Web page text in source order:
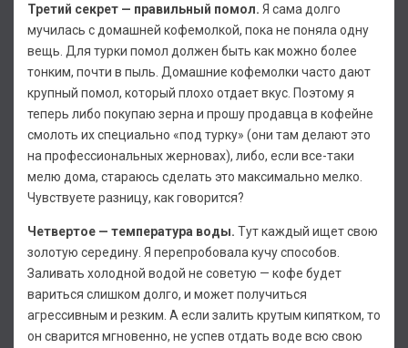
Третий секрет — правильный помол. Я сама долго
мучилась с домашней кофемолкой, пока не поняла одну
вещь. Для турки помол должен быть как можно более
тонким, почти в пыль. Домашние кофемолки часто дают
крупный помол, который плохо отдает вкус. Поэтому я
теперь либо покупаю зерна и прошу продавца в кофейне
смолоть их специально «под турку» (они там делают это
на профессиональных жерновах), либо, если все-таки
мелю дома, стараюсь сделать это максимально мелко.
Чувствуете разницу, как говорится?
Четвертое — температура воды. Тут каждый ищет свою
золотую середину. Я перепробовала кучу способов.
Заливать холодной водой не советую — кофе будет
вариться слишком долго, и может получиться
агрессивным и резким. А если залить крутым кипятком, то
он сварится мгновенно, не успев отдать воде всю свою